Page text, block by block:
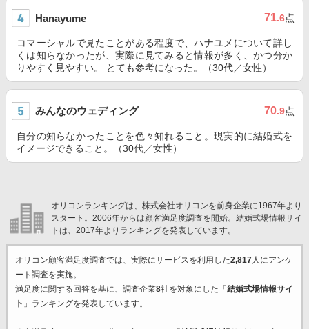
Hanayume 71.6点
コマーシャルで見たことがある程度で、ハナユメについて詳し
くは知らなかったが、実際に見てみると情報が多く、かつ分か
りやすく見やすい。 とても参考になった。（30代／女性）
みんなのウェディング 70.9点
自分の知らなかったことを色々知れること。現実的に結婚式を
イメージできること。（30代／女性）
オリコンランキングは、株式会社オリコンを前身企業に1967年より
スタート。2006年からは顧客満足度調査を開始。結婚式場情報サイ
トは、2017年よりランキングを発表しています。
オリコン顧客満足度調査では、実際にサービスを利用した2,817人にアンケ
ート調査を実施。
満足度に関する回答を基に、調査企業8社を対象にした「 結婚式場情報サイ
ト 」ランキングを発表しています。